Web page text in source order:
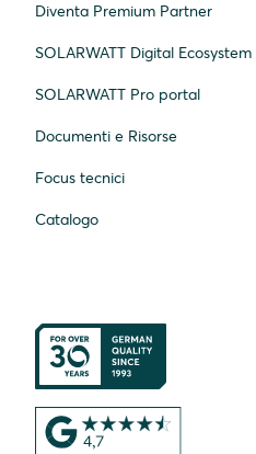
Diventa Premium Partner
SOLARWATT Digital Ecosystem
SOLARWATT Pro portal
Documenti e Risorse
Focus tecnici
Catalogo